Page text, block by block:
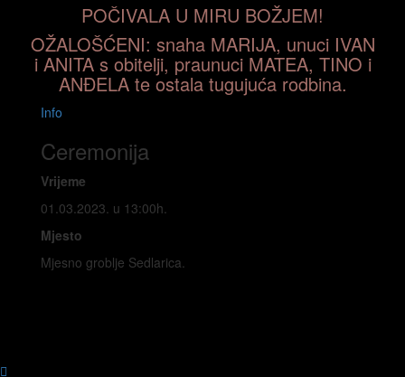
POČIVALA U MIRU BOŽJEM!
OŽALOŠĆENI: snaha MARIJA, unuci IVAN
i ANITA s obitelji, praunuci MATEA, TINO i
ANĐELA te ostala tugujuća rodbina.
Info
Ceremonija
Vrijeme
01.03.2023. u 13:00h.
Mjesto
Mjesno groblje Sedlarica.